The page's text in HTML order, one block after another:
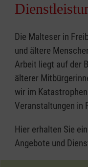
Die Malteser in
und ältere
Arbeit liegt auf der
älterer
wir im
Veranstaltungen in
Hier erhalten Sie
Angebote und